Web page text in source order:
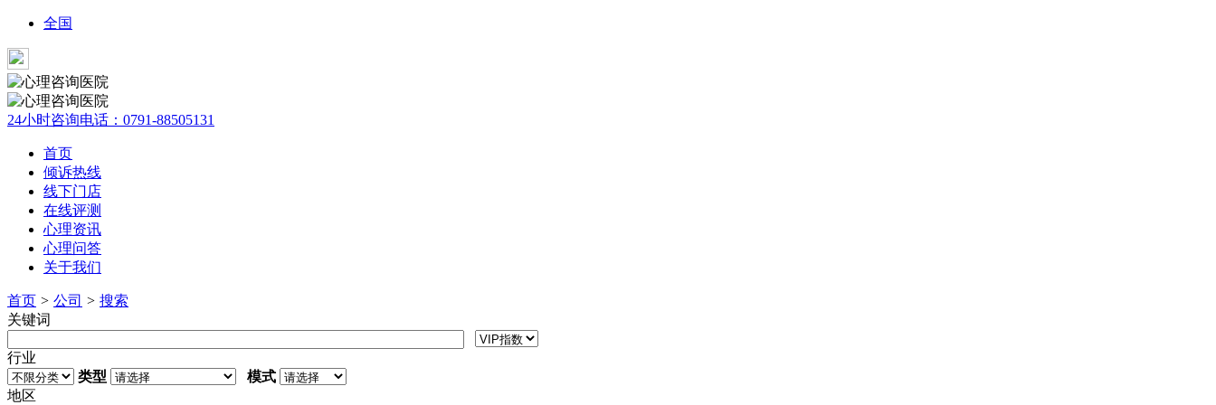
全国
24小时咨询电话： 0791-88505131
首页
倾诉热线
线下门店
在线评测
心理资讯
心理问答
关于我们
首页 > 公司 > 搜索
关键词
行业
类型
模式
地区